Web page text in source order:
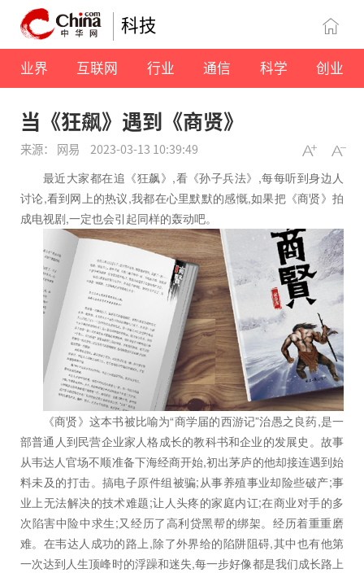
科技
业界 互联网 行业 通信 科学 创业
当《狂飙》遇到《商贤》
来源： 网易 2023-03-13 10:39:49
最近大家都在追《狂飙》,看《孙子兵法》,每每听到身边人
讨论,看到网上的热议,我都在心里默默的感慨,如果把《商贤》拍
成电视剧,一定也会引起同样的轰动吧。
《商贤》这本书被比喻为“商学届的西游记”治愚之良药,是一
部普通人到民营企业家人格成长的教科书和企业的发展史。故事
从韦达人官场不顺准备下海经商开始,初出茅庐的他却接连遇到始
料未及的打击。搞电子原件组被骗;从事养殖事业却险些破产;事
业上无法解决的技术难题;让人头疼的家庭内讧;在商业对手的多
次陷害中险中求生;又经历了高利贷黑帮的绑架。经历着重重磨
难。在韦达人成功的路上,除了外界给的陷阱阻碍,其中也有他第
一次达到人生顶峰时的浮躁和迷失,每一步好像都是我们成长路上